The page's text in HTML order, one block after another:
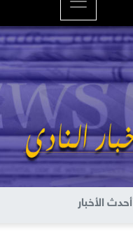
أحدث الأخبار